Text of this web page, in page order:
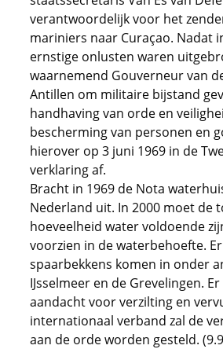
verantwoordelijk voor het
mariniers naar Curaçao. Nadat
ernstige onlusten waren
waarnemend Gouverneur van
Antillen om militaire bijstand
handhaving van orde en
bescherming van personen en
hierover op 3 juni 1969 in de
verklaring af.
Bracht in 1969 de Nota
Nederland uit. In 2000 moet de
hoeveelheid water voldoende
voorzien in de waterbehoefte.
spaarbekkens komen in onder
IJsselmeer en de Grevelingen.
aandacht voor verzilting en
internationaal verband zal de
aan de orde worden gesteld.